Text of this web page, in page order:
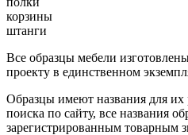
корзины
штанги
Все образцы мебели
проекту в единственном
Образцы имеют названия для их
поиска по сайту, все названия
зарегистрированным товарным